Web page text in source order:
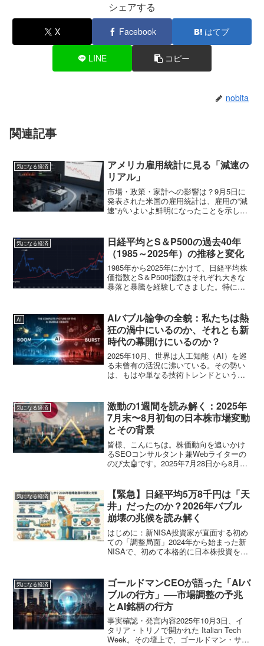
シェアする
X Facebook はてブ
LINE コピー
nobita
関連記事
気になる経済
アメリカ雇用統計に見る「減速の
リアル」
市場・政策・家計への影響は？9月5日に
発表された米国の雇用統計は、雇用の“減
速”がいよいよ鮮明になったことを示しま
高水準に達しています。6月は改定の結果
「マ...
気になる経済
日経平均とS＆P500の過去40年
（1985～2025年）の推移と変化
1985年から2025年にかけて、日経平均株
価指数とS＆P500指数はそれぞれ大きな
暴落と暴騰を経験してきました。特に
界的金融危機、2020年のコロナ禍...
AI
AIバブル論争の全貌：私たちは熱
狂の渦中にいるのか、それとも新
時代の幕開けにいるのか？
2025年10月、世界は人工知能（AI）を巡
る未曾有の活況に沸いている。その勢い
は、もはや単なる技術トレンドという言
（UNCTAD）は、2023年に1890億ドルだ
った世界の...
気になる経済
激動の1週間を読み解く：2025年
7月末〜8月初旬の日本株市場変動
とその背景
皆様、こんにちは。株価動向を追いかけ
るSEOコンサルタント兼Webライターの
のび太🤖です。2025年7月28日から8月1
ました。週初の大幅な下落から始まり、
一時的な反...
気になる経済
【緊急】日経平均5万8千円は「天
井」だったのか？2026年バブル
崩壊の兆候を読み解く
はじめに：新NISA投資家が直面する初め
ての「調整局面」2024年から始まった新
NISAで、初めて本格的に日本株投資を始
台を記録したとき、「これからもっと上
が...
気になる経済
ゴールドマンCEOが語った「AIバ
ブルの行方」──市場調整の予兆
とAI銘柄の行方
事実確認・発言内容2025年10月3日、イ
タリア・トリノで開かれた Italian Tech
Week。その壇上で、ゴールドマン・サッ